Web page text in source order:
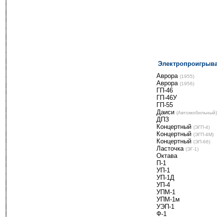
Аврора- (1955)
Аврора- (1956)
ГП-46
ГП-46У
ГП-55
Даиси- (Автомобильный)
ДПЗ
Концертный- (ЭГП-4)
Концертный- (ЭГП-4М)
Концертный- (ЭП-66)
Ласточка- (ЭГ-1)
Октава
П-1
УП-1
УП-1Д
УП-4
УПМ-1
УПМ-1м
УЭП-1
Ф-1